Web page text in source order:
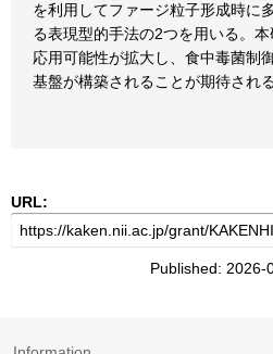
を利用してファージ粒子形成時に
る表現型的手法の2つを用いる。
応用可能性が拡大し、食中毒菌制
基盤が構築されることが期待される
URL:
Published: